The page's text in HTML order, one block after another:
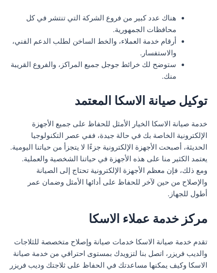
هناك عدد كبير من فروع الشركة التي تنتشر في كل
محافظات الجمهورية.
أرقام خدمة العملاء، والخط الساخن لطلب الدعم الفني،
والاستفسار.
ستوضح لك خرائط جوجل جميع المراكز، والفروع القريبة
منك.
توكيل صيانة الاسكا المعتمد
خدمة صيانة الاسكا الخيار الأمثل للحفاظ على جميع الأجهزة
الإلكترونية الخاصة بك في حالة جيدة، ففي عصر التكنولوجيا
الحديثة، أصبحت الأجهزة الإلكترونية جزءًا لا يتجزأ من حياتنا اليومية.
يعتمد الكثير منا على هذه الأجهزة في حياتنا الشخصية والعملية.
ومع ذلك، فإن معظم الأجهزة الإلكترونية تحتاج إلى الصيانة
والإصلاح من حين لآخر للحفاظ على أدائها الأمثل وضمان عمر
أطول للجهاز.
مركز خدمة عملاء الاسكا
تقدم خدمة صيانة الاسكا خدمات صيانة وإصلاح متخصصة للثلاجات
والديب فريزر، اتصل بنا لتزويدك بمستوى احترافي من خدمة صيانة
الاسكا وكيف يمكنها مساعدتك في الحفاظ على ثلاجتك وديب فريزر